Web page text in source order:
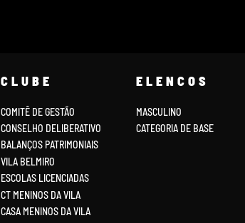
CLUBE
COMITÊ DE GESTÃO
CONSELHO DELIBERATIVO
BALANÇOS PATRIMONIAIS
VILA BELMIRO
ESCOLAS LICENCIADAS
CT MENINOS DA VILA
CASA MENINOS DA VILA
ELENCOS
MASCULINO
CATEGORIA DE BASE